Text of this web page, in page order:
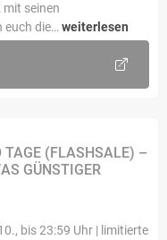
mit seinen
euch die… weiterlesen
TAGE (FLASHSALE) –
GÜNSTIGER
bis 23:59 Uhr | limitierte